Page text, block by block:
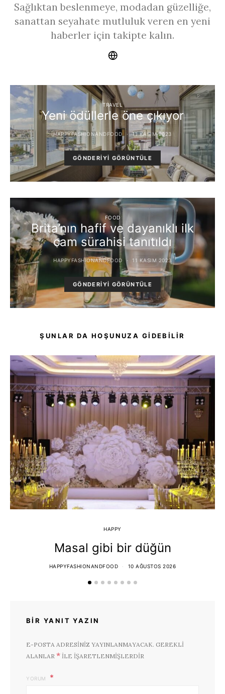
Sağlıktan beslenmeye, modadan güzelliğe,
sanattan seyahate mutluluk veren en yeni
haberler için takipte kalın.
TRAVEL
Yeni ödüllerle öne çıkıyor
HAPPYFASHIONANDFOOD 11 KASIM 2023
GÖNDERIYI GÖRÜNTÜLE
FOOD
Brita’nın hafif ve dayanıklı ilk
cam sürahisi tanıtıldı
HAPPYFASHIONANDFOOD 11 KASIM 2023
GÖNDERIYI GÖRÜNTÜLE
ŞUNLAR DA HOŞUNUZA GIDEBILIR
HAPPY
Masal gibi bir düğün
HAPPYFASHIONANDFOOD 10 AĞUSTOS 2026
BIR YANIT YAZIN
E-POSTA ADRESINIZ YAYINLANMAYACAK. GEREKLI
ALANLAR * ILE IŞARETLENMIŞLERDIR
YORUM